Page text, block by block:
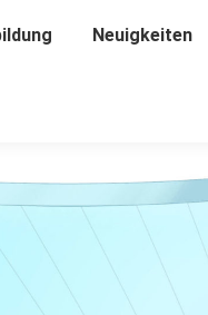
Neuigkeiten
Neuigkeiten